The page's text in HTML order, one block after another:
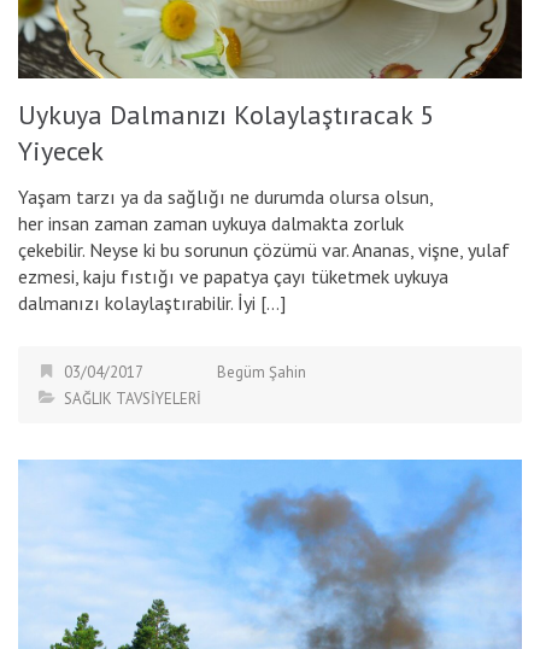
Uykuya Dalmanızı Kolaylaştıracak 5
Yiyecek
Yaşam tarzı ya da sağlığı ne durumda olursa olsun,
her insan zaman zaman uykuya dalmakta zorluk
çekebilir. Neyse ki bu sorunun çözümü var. Ananas, vişne, yulaf
ezmesi, kaju fıstığı ve papatya çayı tüketmek uykuya
dalmanızı kolaylaştırabilir. İyi […]
03/04/2017
Begüm Şahin
SAĞLIK TAVSİYELERİ